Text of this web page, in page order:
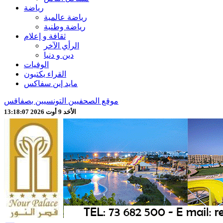
رياضة
رياضة عالمية
رياضة وطنية
ثقافة و إعلام
الرأي الآخر
دين و دنيا
الوفيات
القراء يكتبون
مايد إين سفاكس
موقع الصحفيين التونسيين بصفاقس
الأحَد 9 أوت 2026 13:18:09